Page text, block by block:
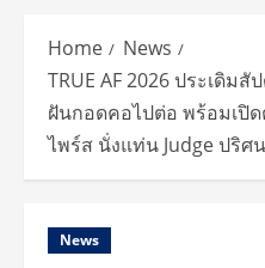
Home
News
TRUE AF 2026 ประเดิม
ฝันกอดคอไปต่อ พร้อมเปิ
ไพร์ส นั่งแท่น Judge ปริศ
News